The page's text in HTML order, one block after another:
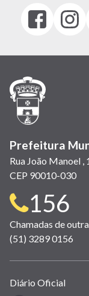
Facebook
(link
em
janela)
(link
em
Prefeitura
Rua João Manoel
CEP 90010-030
Telefone
para
contato:
156
Chamadas de
(51) 3289 0156
Links
Diário Oficial